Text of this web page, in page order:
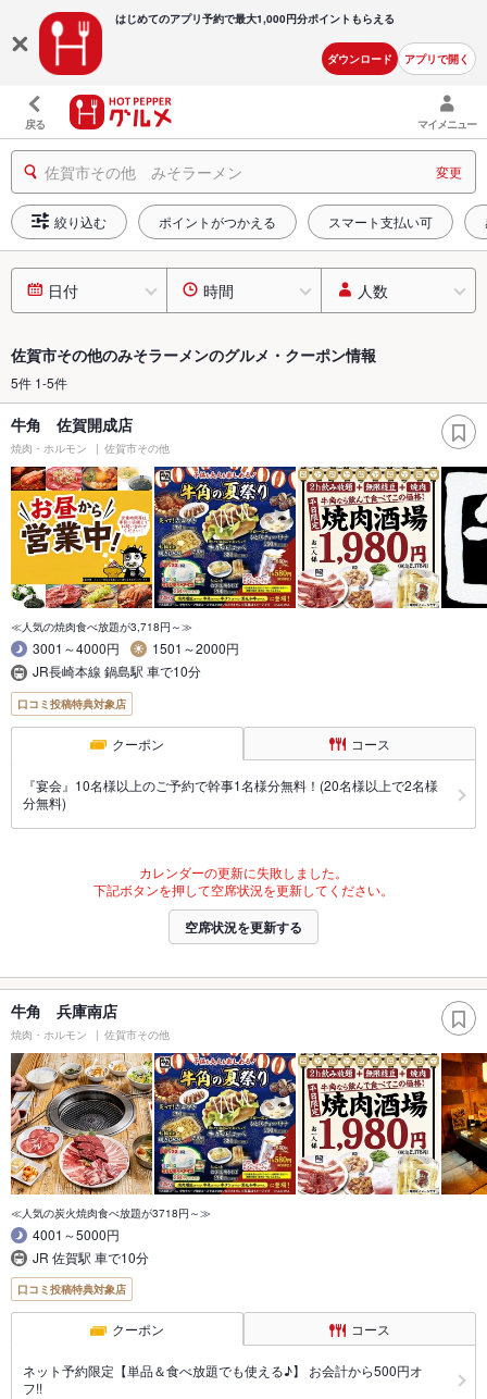
はじめてのアプリ予約で最大1,000円分ポイントもらえる
ダウンロード アプリで開く
戻る マイメニュー
佐賀市その他 みそラーメン 変更
絞り込む ポイントがつかえる スマート支払い可
日付 時間 人数
佐賀市その他のみそラーメンのグルメ・クーポン情報
5件 1-5件
牛角 佐賀開成店
焼肉・ホルモン 佐賀市その他
≪人気の焼肉食べ放題が3,718円～≫
3001～4000円
1501～2000円
JR長崎本線 鍋島駅 車で10分
口コミ投稿特典対象店
クーポン コース
『宴会』10名様以上のご予約で幹事1名様分無料！(20名様以上で2名様
分無料)
カレンダーの更新に失敗しました。
下記ボタンを押して空席状況を更新してください。
空席状況を更新する
牛角 兵庫南店
焼肉・ホルモン 佐賀市その他
≪人気の炭火焼肉食べ放題が3718円～≫
4001～5000円
JR 佐賀駅 車で10分
口コミ投稿特典対象店
クーポン コース
ネット予約限定【単品＆食べ放題でも使える♪】 お会計から500円オ
フ!!